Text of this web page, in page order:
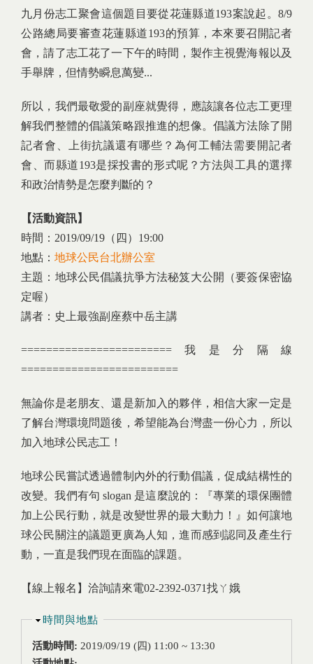
九月份志工聚會這個題目要從花蓮縣道193案說起。8/9
公路總局要審查花蓮縣道193的預算，本來要召開記者
會，請了志工花了一下午的時間，製作主視覺海報以及
手舉牌，但情勢瞬息萬變...
所以，我們最敬愛的副座就覺得，應該讓各位志工更理
解我們整體的倡議策略跟推進的想像。倡議方法除了開
記者會、上街抗議還有哪些？為何工輔法需要開記者
會、而縣道193是採投書的形式呢？方法與工具的選擇
和政治情勢是怎麼判斷的？
【活動資訊】
時間：2019/09/19（四）19:00
地點： 地球公民台北辦公室
主題：地球公民倡議抗爭方法秘笈大公開（要簽保密協
定喔）
講者：史上最強副座蔡中岳主講
========================我是分隔線
=========================
無論你是老朋友、還是新加入的夥伴，相信大家一定是
了解台灣環境問題後，希望能為台灣盡一份心力，所以
加入地球公民志工！
地球公民嘗試透過體制內外的行動倡議，促成結構性的
改變。我們有句 slogan 是這麼說的：『專業的環保團體
加上公民行動，就是改變世界的最大動力！』如何讓地
球公民關注的議題更廣為人知，進而感到認同及產生行
動，一直是我們現在面臨的課題。
【線上報名】洽詢請來電02-2392-0371找ㄚ娥
隱藏
時間與地點
活動時間: 2019/09/19 (四) 11:00 ~ 13:30